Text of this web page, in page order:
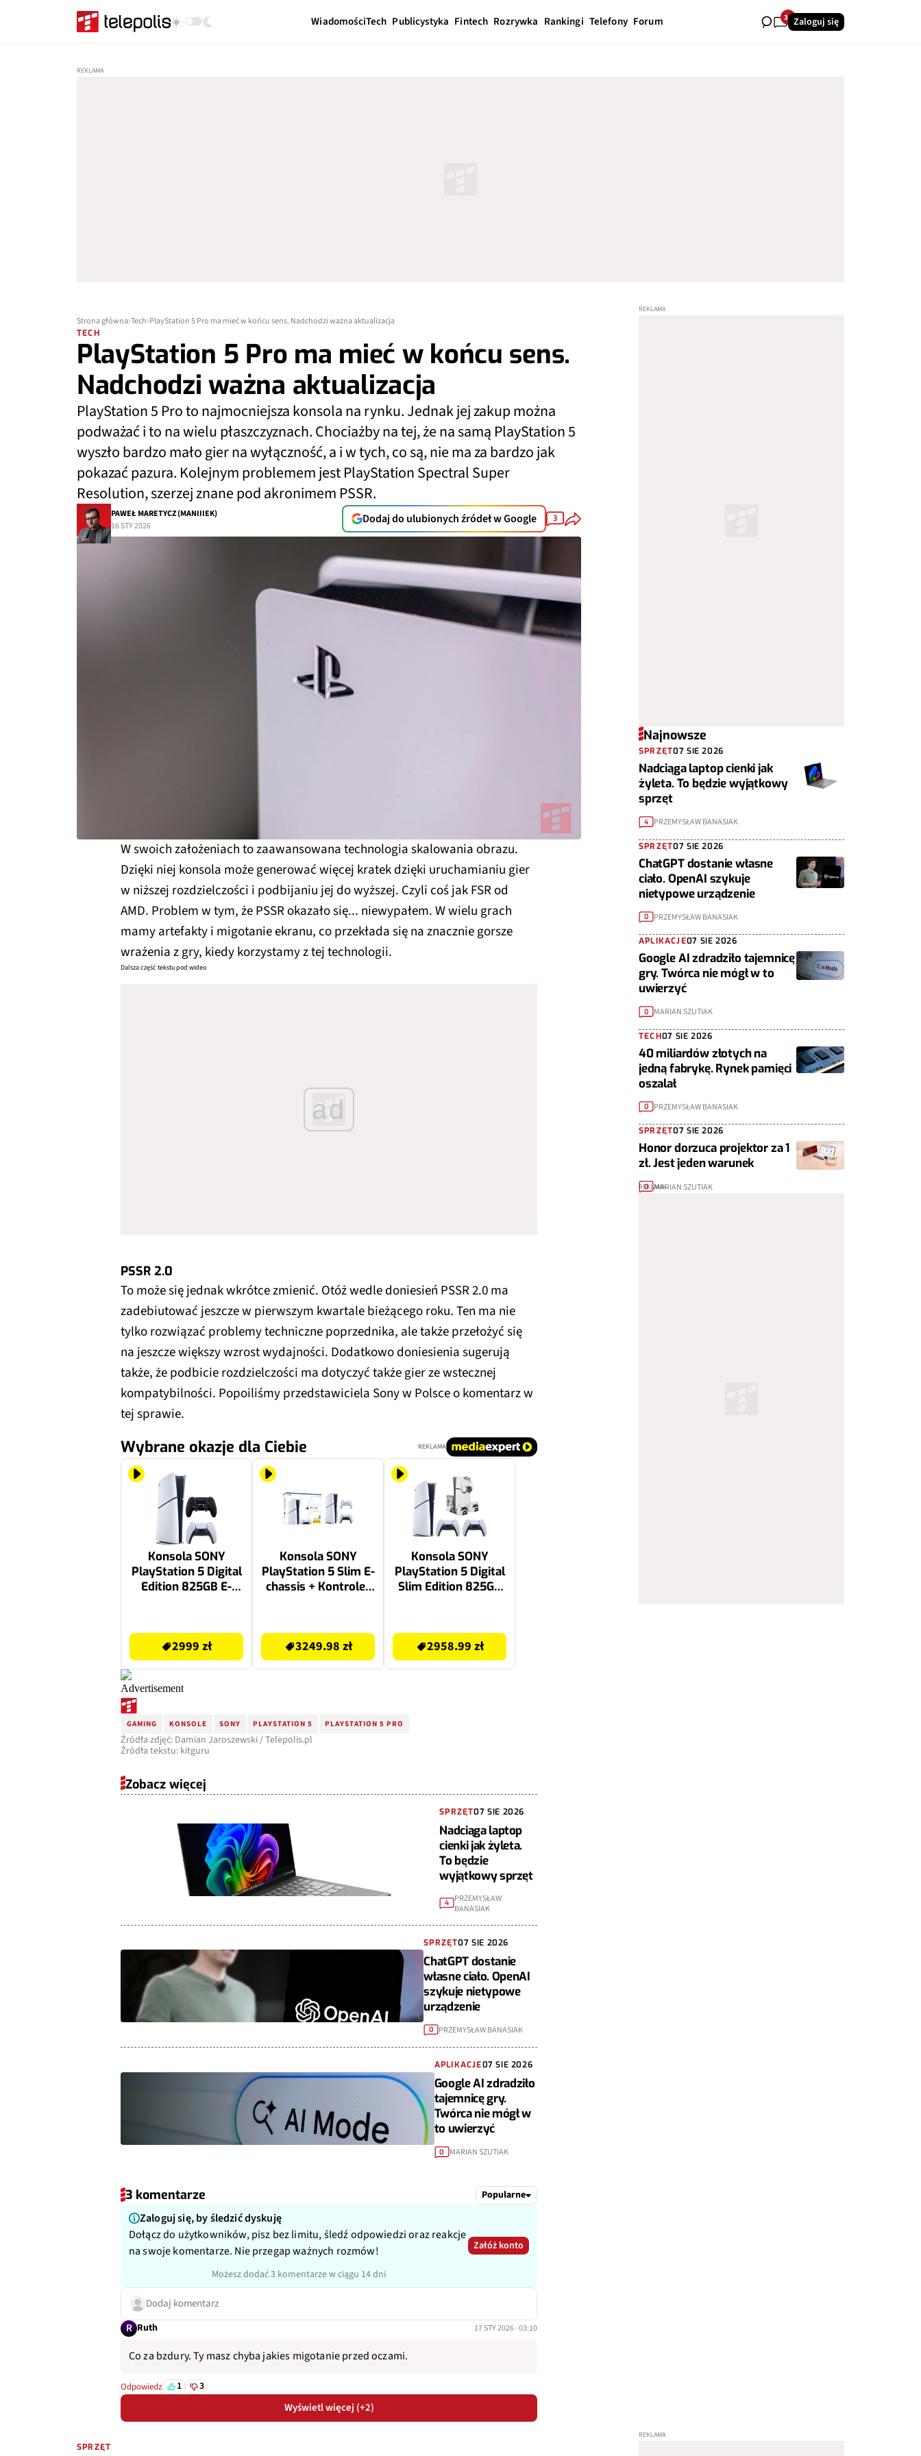
WiadomościTech Publicystyka Fintech Rozrywka Rankingi Telefony Forum 34Zaloguj się
Strona główna Tech PlayStation 5 Pro ma mieć w końcu sens. Nadchodzi ważna aktualizacja
TECH
PlayStation 5 Pro ma mieć w końcu sens.
Nadchodzi ważna aktualizacja
PlayStation 5 Pro to najmocniejsza konsola na rynku. Jednak jej zakup można
podważać i to na wielu płaszczyznach. Chociażby na tej, że na samą PlayStation 5
wyszło bardzo mało gier na wyłączność, a i w tych, co są, nie ma za bardzo jak
pokazać pazura. Kolejnym problemem jest PlayStation Spectral Super
Resolution, szerzej znane pod akronimem PSSR.
PAWEŁ MARETYCZ (MANIIIEK)
16 STY 2026
Dodaj do ulubionych źródeł w Google 3
W swoich założeniach to zaawansowana technologia skalowania obrazu.
Dzięki niej konsola może generować więcej kratek dzięki uruchamianiu gier
w niższej rozdzielczości i podbijaniu jej do wyższej. Czyli coś jak FSR od
AMD. Problem w tym, że PSSR okazało się... niewypałem. W wielu grach
mamy artefakty i migotanie ekranu, co przekłada się na znacznie gorsze
wrażenia z gry, kiedy korzystamy z tej technologii.
Dalsza część tekstu pod wideo
ad
PSSR 2.0
To może się jednak wkrótce zmienić. Otóż wedle doniesień PSSR 2.0 ma
zadebiutować jeszcze w pierwszym kwartale bieżącego roku. Ten ma nie
tylko rozwiązać problemy techniczne poprzednika, ale także przełożyć się
na jeszcze większy wzrost wydajności. Dodatkowo doniesienia sugerują
także, że podbicie rozdzielczości ma dotyczyć także gier ze wstecznej
kompatybilności. Popoiliśmy przedstawiciela Sony w Polsce o komentarz w
tej sprawie.
Wybrane okazje dla Ciebie REKLAMA
Konsola SONY
PlayStation 5 Digital
Edition 825GB E-
Edge Nocna czerń
2999 zł
Konsola SONY
PlayStation 5 Slim E-
chassis + Kontroler
3249.98 zł
Konsola SONY
PlayStation 5 Digital
Slim Edition 825GB
Dualsense +
Podstawka
chłodząca FROGGIEX
2958.99 zł
GAMING KONSOLE SONY PLAYSTATION 5 PLAYSTATION 5 PRO
Źródła zdjęć: Damian Jaroszewski / Telepolis.pl
Źródła tekstu: kitguru
Zobacz więcej
SPRZĘT07 SIE 2026
Nadciąga laptop
cienki jak żyleta.
To będzie
wyjątkowy sprzęt
4
PRZEMYSŁAW
BANASIAK
SPRZĘT07 SIE 2026
ChatGPT dostanie
własne ciało. OpenAI
szykuje nietypowe
urządzenie
0 PRZEMYSŁAW BANASIAK
APLIKACJE07 SIE 2026
Google AI zdradziło
tajemnicę gry.
Twórca nie mógł w
to uwierzyć
0 MARIAN SZUTIAK
3 komentarze Popularne
Zaloguj się, by śledzić dyskuję
Dołącz do użytkowników, pisz bez limitu, śledź odpowiedzi oraz reakcje
na swoje komentarze. Nie przegap ważnych rozmów!
Możesz dodać 3 komentarze w ciągu 14 dni
Załóż konto
Dodaj komentarz
R Ruth 17 STY 2026 · 03:10
Co za bzdury. Ty masz chyba jakies migotanie przed oczami.
Odpowiedz 1 3
Wyświetl więcej (+2)
Najnowsze
SPRZĘT07 SIE 2026
Nadciąga laptop cienki jak
żyleta. To będzie wyjątkowy
sprzęt
4 PRZEMYSŁAW BANASIAK
SPRZĘT07 SIE 2026
ChatGPT dostanie własne
ciało. OpenAI szykuje
nietypowe urządzenie
0 PRZEMYSŁAW BANASIAK
APLIKACJE07 SIE 2026
Google AI zdradziło tajemnicę
gry. Twórca nie mógł w to
uwierzyć
0 MARIAN SZUTIAK
TECH07 SIE 2026
40 miliardów złotych na
jedną fabrykę. Rynek pamięci
oszalał
0 PRZEMYSŁAW BANASIAK
SPRZĘT07 SIE 2026
Honor dorzuca projektor za 1
zł. Jest jeden warunek
0 MARIAN SZUTIAK
SPRZĘT